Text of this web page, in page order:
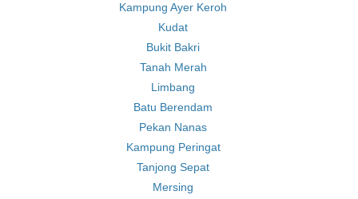
Kampung Ayer Keroh
Kudat
Bukit Bakri
Tanah Merah
Limbang
Batu Berendam
Pekan Nanas
Kampung Peringat
Tanjong Sepat
Mersing